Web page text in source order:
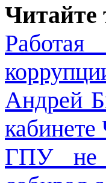
Читайте
Андрей
ГПУ не